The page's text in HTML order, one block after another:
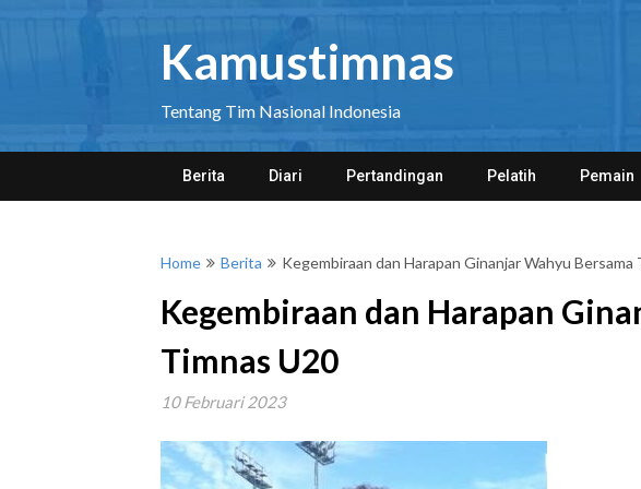
Kamustimnas
Tentang Tim Nasional Indonesia
Berita Diari Pertandingan Pelatih Pemain
Home Berita Kegembiraan dan Harapan Ginanjar Wahyu Bersama
Kegembiraan dan Harapan
Timnas U20
10 Februari 2023